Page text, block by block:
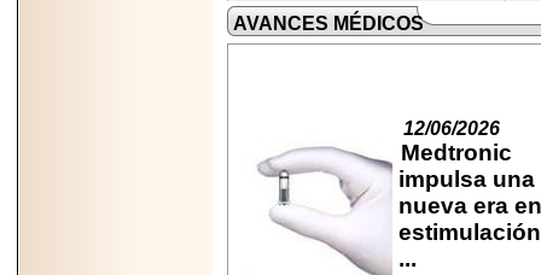
AVANCES MÉDICOS
12/06/2026
Medtronic
impulsa una
nueva era en
...